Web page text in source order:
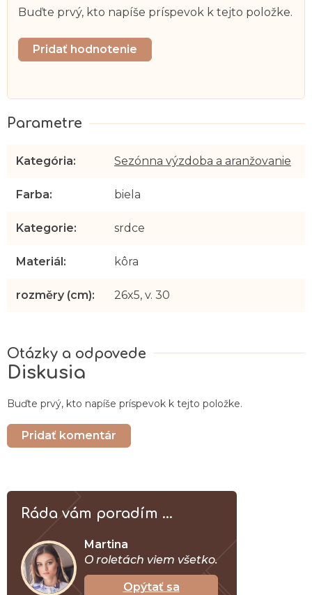
Buďte prvý, kto napíše príspevok k tejto položke.
Pridať hodnotenie
Diskusia
Buďte prvý, kto napíše príspevok k tejto položke.
Pridať komentár
Kategória: Sezónna výzdoba a aranžovanie
Farba: biela
Kategorie: srdce
Materiál: kôra
rozměry (cm): 26x5, v. 30
Ráda vám poradím ...
Martina
O roletách viem všetko.
Opýtať sa